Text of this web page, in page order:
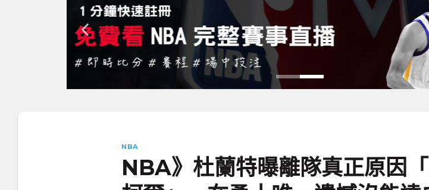
NBA
NBA》杜蘭特曝離隊真正原因